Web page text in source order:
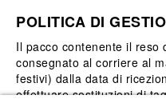
POLITICA DI
Il pacco contenente il reso
consegnato al corriere al
festivi) dalla data di
effettuare sostituzioni di